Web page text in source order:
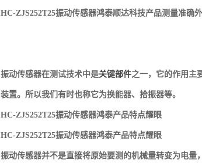
HC-ZJS252T25振动传感器鸿泰顺达科技产品测量准确
振动传感器在测试技术中是关键部件之一，它的作用主
装置。所以我们有时也称它为换能器、拾振器等。
HC-ZJS252T25振动传感器鸿泰产品特点耀眼
HC-ZJS252T25振动传感器鸿泰产品特点耀眼
振动传感器并不是直接将原始要测的机械量转变为电